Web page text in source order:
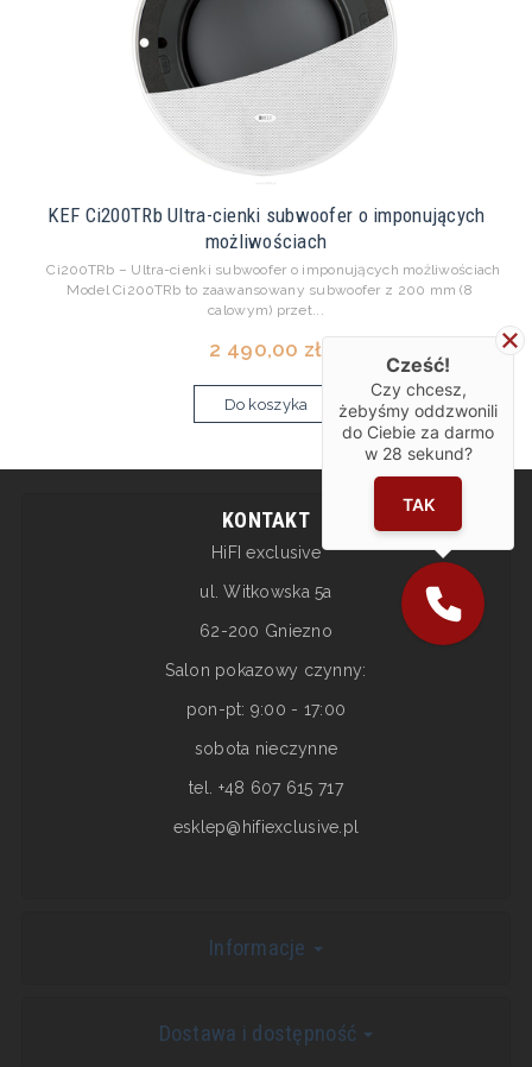
KEF Ci200TRb Ultra-cienki subwoofer o imponujących
możliwościach
Ci200TRb – Ultra-cienki subwoofer o imponujących możliwościach
Model Ci200TRb to zaawansowany subwoofer z 200 mm (8
calowym) przet...
2 490,00 zł
Do koszyka
KONTAKT
HiFI exclusive
ul. Witkowska 5a
62-200 Gniezno
Salon pokazowy czynny:
pon-pt: 9:00 - 17:00
sobota nieczynne
tel. +48 607 615 717
esklep@hifiexclusive.pl
Informacje
Dostawa i dostępność
Cześć!
Czy chcesz,
żebyśmy oddzwonili
do Ciebie za darmo
w 28 sekund?
TAK